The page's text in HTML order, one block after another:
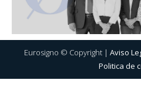
Eurosigno © Copyright | Aviso
Politica de